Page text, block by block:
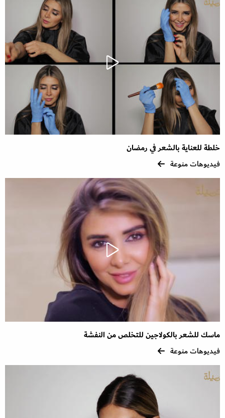
خلطة للعناية بالشعر في رمضان
فيديوهات منوعة
ماسك للشعر بالكولاجين للتخلص من النفشة
فيديوهات منوعة